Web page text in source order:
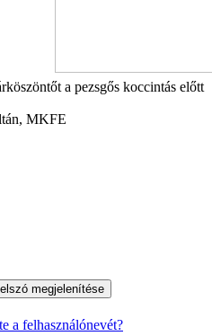
a pezsgős koccintás előtt
MKFE
megjelenítése
a felhasználónevét?